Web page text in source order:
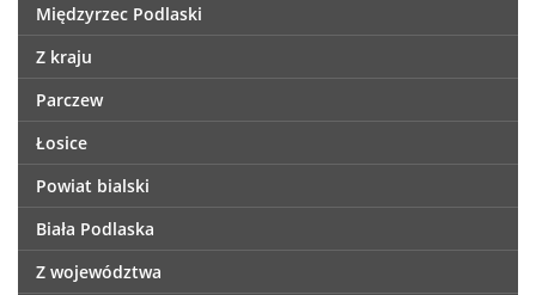
Międzyrzec Podlaski
Z kraju
Parczew
Łosice
Powiat bialski
Biała Podlaska
Z województwa